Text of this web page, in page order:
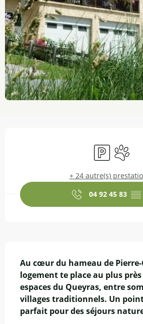
Parking
+ 24 autre(s)
04 92 45 83 ▒▒
Au cœur du hameau de Pierre-
logement te place au plus
espaces du Queyras, entre
villages traditionnels. Un
parfait pour des séjours